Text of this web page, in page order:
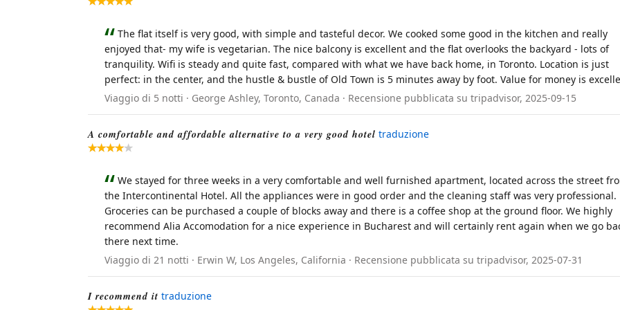
The flat itself is very good, with simple and tasteful decor. We cooked some good in the kitchen and really
enjoyed that- my wife is vegetarian. The nice balcony is excellent and the flat overlooks the backyard - lots of
tranquility. Wifi is steady and quite fast, compared with what we have back home, in Toronto. Location is just
perfect: in the center, and the hustle & bustle of Old Town is 5 minutes away by foot. Value for money is
Viaggio di 5 notti · George Ashley, Toronto, Canada · Recensione pubblicata su tripadvisor, 2025-09-15
A comfortable and affordable alternative to a very good hotel traduzione
We stayed for three weeks in a very comfortable and well furnished apartment, located across the street
the Intercontinental Hotel. All the appliances were in good order and the cleaning staff was very professional.
Groceries can be purchased a couple of blocks away and there is a coffee shop at the ground floor. We highly
recommend Alia Accomodation for a nice experience in Bucharest and will certainly rent again when we go
there next time.
Viaggio di 21 notti · Erwin W, Los Angeles, California · Recensione pubblicata su tripadvisor, 2025-07-31
I recommend it traduzione